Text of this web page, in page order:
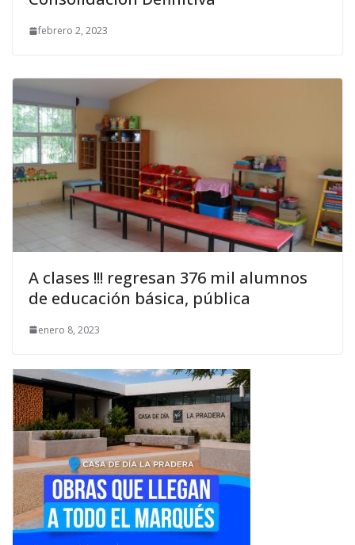
febrero 2, 2023
A clases !!! regresan 376 mil alumnos
de educación básica, pública
enero 8, 2023